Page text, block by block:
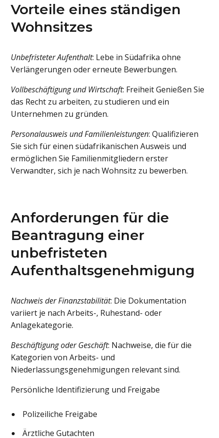
Vorteile eines ständigen
Wohnsitzes
Unbefristeter Aufenthalt: Lebe in Südafrika ohne
Verlängerungen oder erneute Bewerbungen.
Vollbeschäftigung und Wirtschaft: Freiheit Genießen Sie
das Recht zu arbeiten, zu studieren und ein
Unternehmen zu gründen.
Personalausweis und Familienleistungen: Qualifizieren
Sie sich für einen südafrikanischen Ausweis und
ermöglichen Sie Familienmitgliedern erster
Verwandter, sich je nach Wohnsitz zu bewerben.
Anforderungen für die
Beantragung einer
unbefristeten
Aufenthaltsgenehmigung
Nachweis der Finanzstabilität: Die Dokumentation
variiert je nach Arbeits-, Ruhestand- oder
Anlagekategorie.
Beschäftigung oder Geschäft: Nachweise, die für die
Kategorien von Arbeits- und
Niederlassungsgenehmigungen relevant sind.
Persönliche Identifizierung und Freigabe
Polizeiliche Freigabe
Ärztliche Gutachten